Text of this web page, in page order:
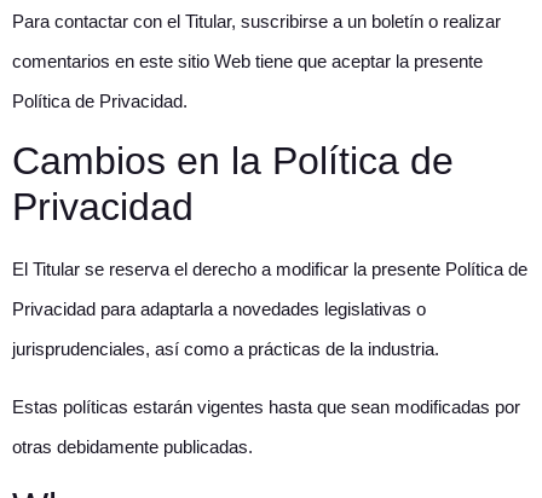
Para contactar con el Titular, suscribirse a un boletín o realizar
comentarios en este sitio Web tiene que aceptar la presente
Política de Privacidad.
Cambios en la Política de
Privacidad
El Titular se reserva el derecho a modificar la presente Política de
Privacidad para adaptarla a novedades legislativas o
jurisprudenciales, así como a prácticas de la industria.
Estas políticas estarán vigentes hasta que sean modificadas por
otras debidamente publicadas.